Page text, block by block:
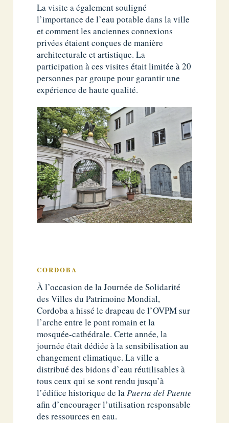
La visite a également souligné
l’importance de l’eau potable dans la ville
et comment les anciennes connexions
privées étaient conçues de manière
architecturale et artistique. La
participation à ces visites était limitée à 20
personnes par groupe pour garantir une
expérience de haute qualité.
CORDOBA
À l’occasion de la Journée de Solidarité
des Villes du Patrimoine Mondial,
Cordoba a hissé le drapeau de l’OVPM sur
l’arche entre le pont romain et la
mosquée-cathédrale. Cette année, la
journée était dédiée à la sensibilisation au
changement climatique. La ville a
distribué des bidons d’eau réutilisables à
tous ceux qui se sont rendu jusqu’à
l’édifice historique de laPuerta del Puente
afin d’encourager l’utilisation responsable
des ressources en eau.